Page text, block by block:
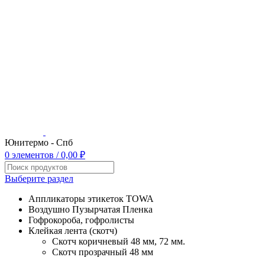
Юнитермо - Спб
0 элементов / 0,00 ₽
Выберите раздел
Аппликаторы этикеток TOWA
Воздушно Пузырчатая Пленка
Гофрокороба, гофролисты
Клейкая лента (скотч)
Скотч коричневый 48 мм, 72 мм.
Скотч прозрачный 48 мм